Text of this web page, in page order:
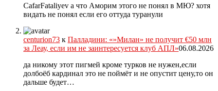
CafarFataliyev а что Аморим этого не понял в МЮ? хотя
видать не понял если его оттуда туранули
centurion73 к Палладини: «»Милан» не получит €50 млн
за Леау, если им не заинтересуется клуб АПЛ»06.08.2026
да никому этот пигмей кроме турков не нужен,если
долбоёб кардинал это не поймёт и не опустит цену,то он
дальше будет…